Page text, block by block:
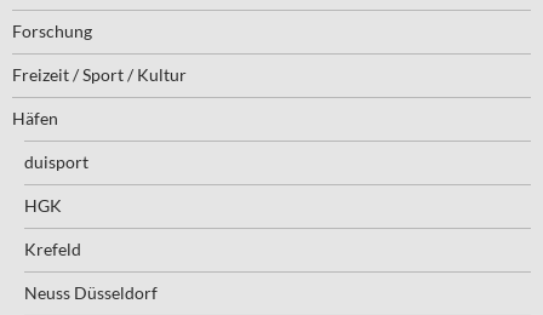
Forschung
Freizeit / Sport / Kultur
Häfen
duisport
HGK
Krefeld
Neuss Düsseldorf